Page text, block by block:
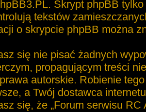
. Skrypt phpBB
tekstów
o skrypcie phpBB można
się nie pisać żadnych
propagującym treści
autorskie. Robienie
a Twój dostawca
się, że „Forum serwisu